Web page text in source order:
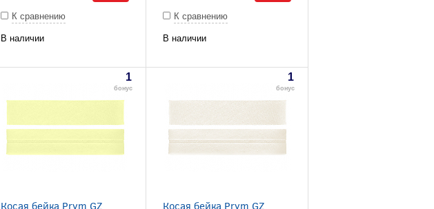
К сравнению
В наличии
К сравнению
В наличии
1
бонус
Косая бейка Prym GZ
1
бонус
Косая бейка Prym GZ